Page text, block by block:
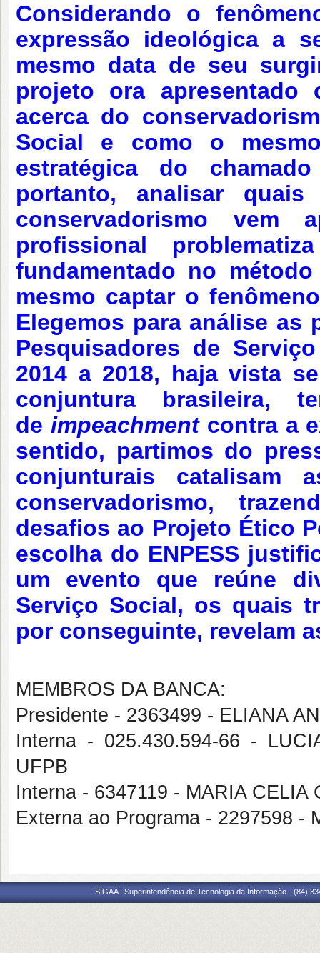
Considerando o
expressão ideológica a
mesmo data de seu
projeto ora
acerca do
Social e como o
estratégica do
portanto, analisar
conservadorismo vem
profissional
fundamentado no
mesmo captar o
Elegemos para análise as
Pesquisadores de
2014 a 2018, haja vista
conjuntura brasileira,
de impeachment contra a
sentido, partimos do
conjunturais catalisam
conservadorismo,
desafios ao Projeto Ético
escolha do ENPESS
um evento que reúne
Serviço Social, os quais
por conseguinte, revelam
MEMBROS DA BANCA:
Presidente - 2363499 - ELIANA
Interna - 025.430.594-66 -
UFPB
Interna - 6347119 - MARIA CELIA
Externa ao Programa - 2297598 -
SIGAA | Superintendência de Tecnologia da Informação - (84)